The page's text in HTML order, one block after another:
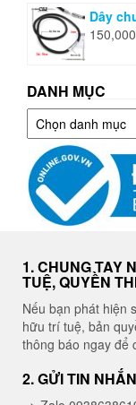
Dây
150,000
DANH MỤC
Danh
mục
1. CHUNG TAY
TUỆ, QUYỀN
Nếu bạn phát hiện
hữu trí tuệ, bản
thông báo ngay để
2. GỬI TIN NHẮN